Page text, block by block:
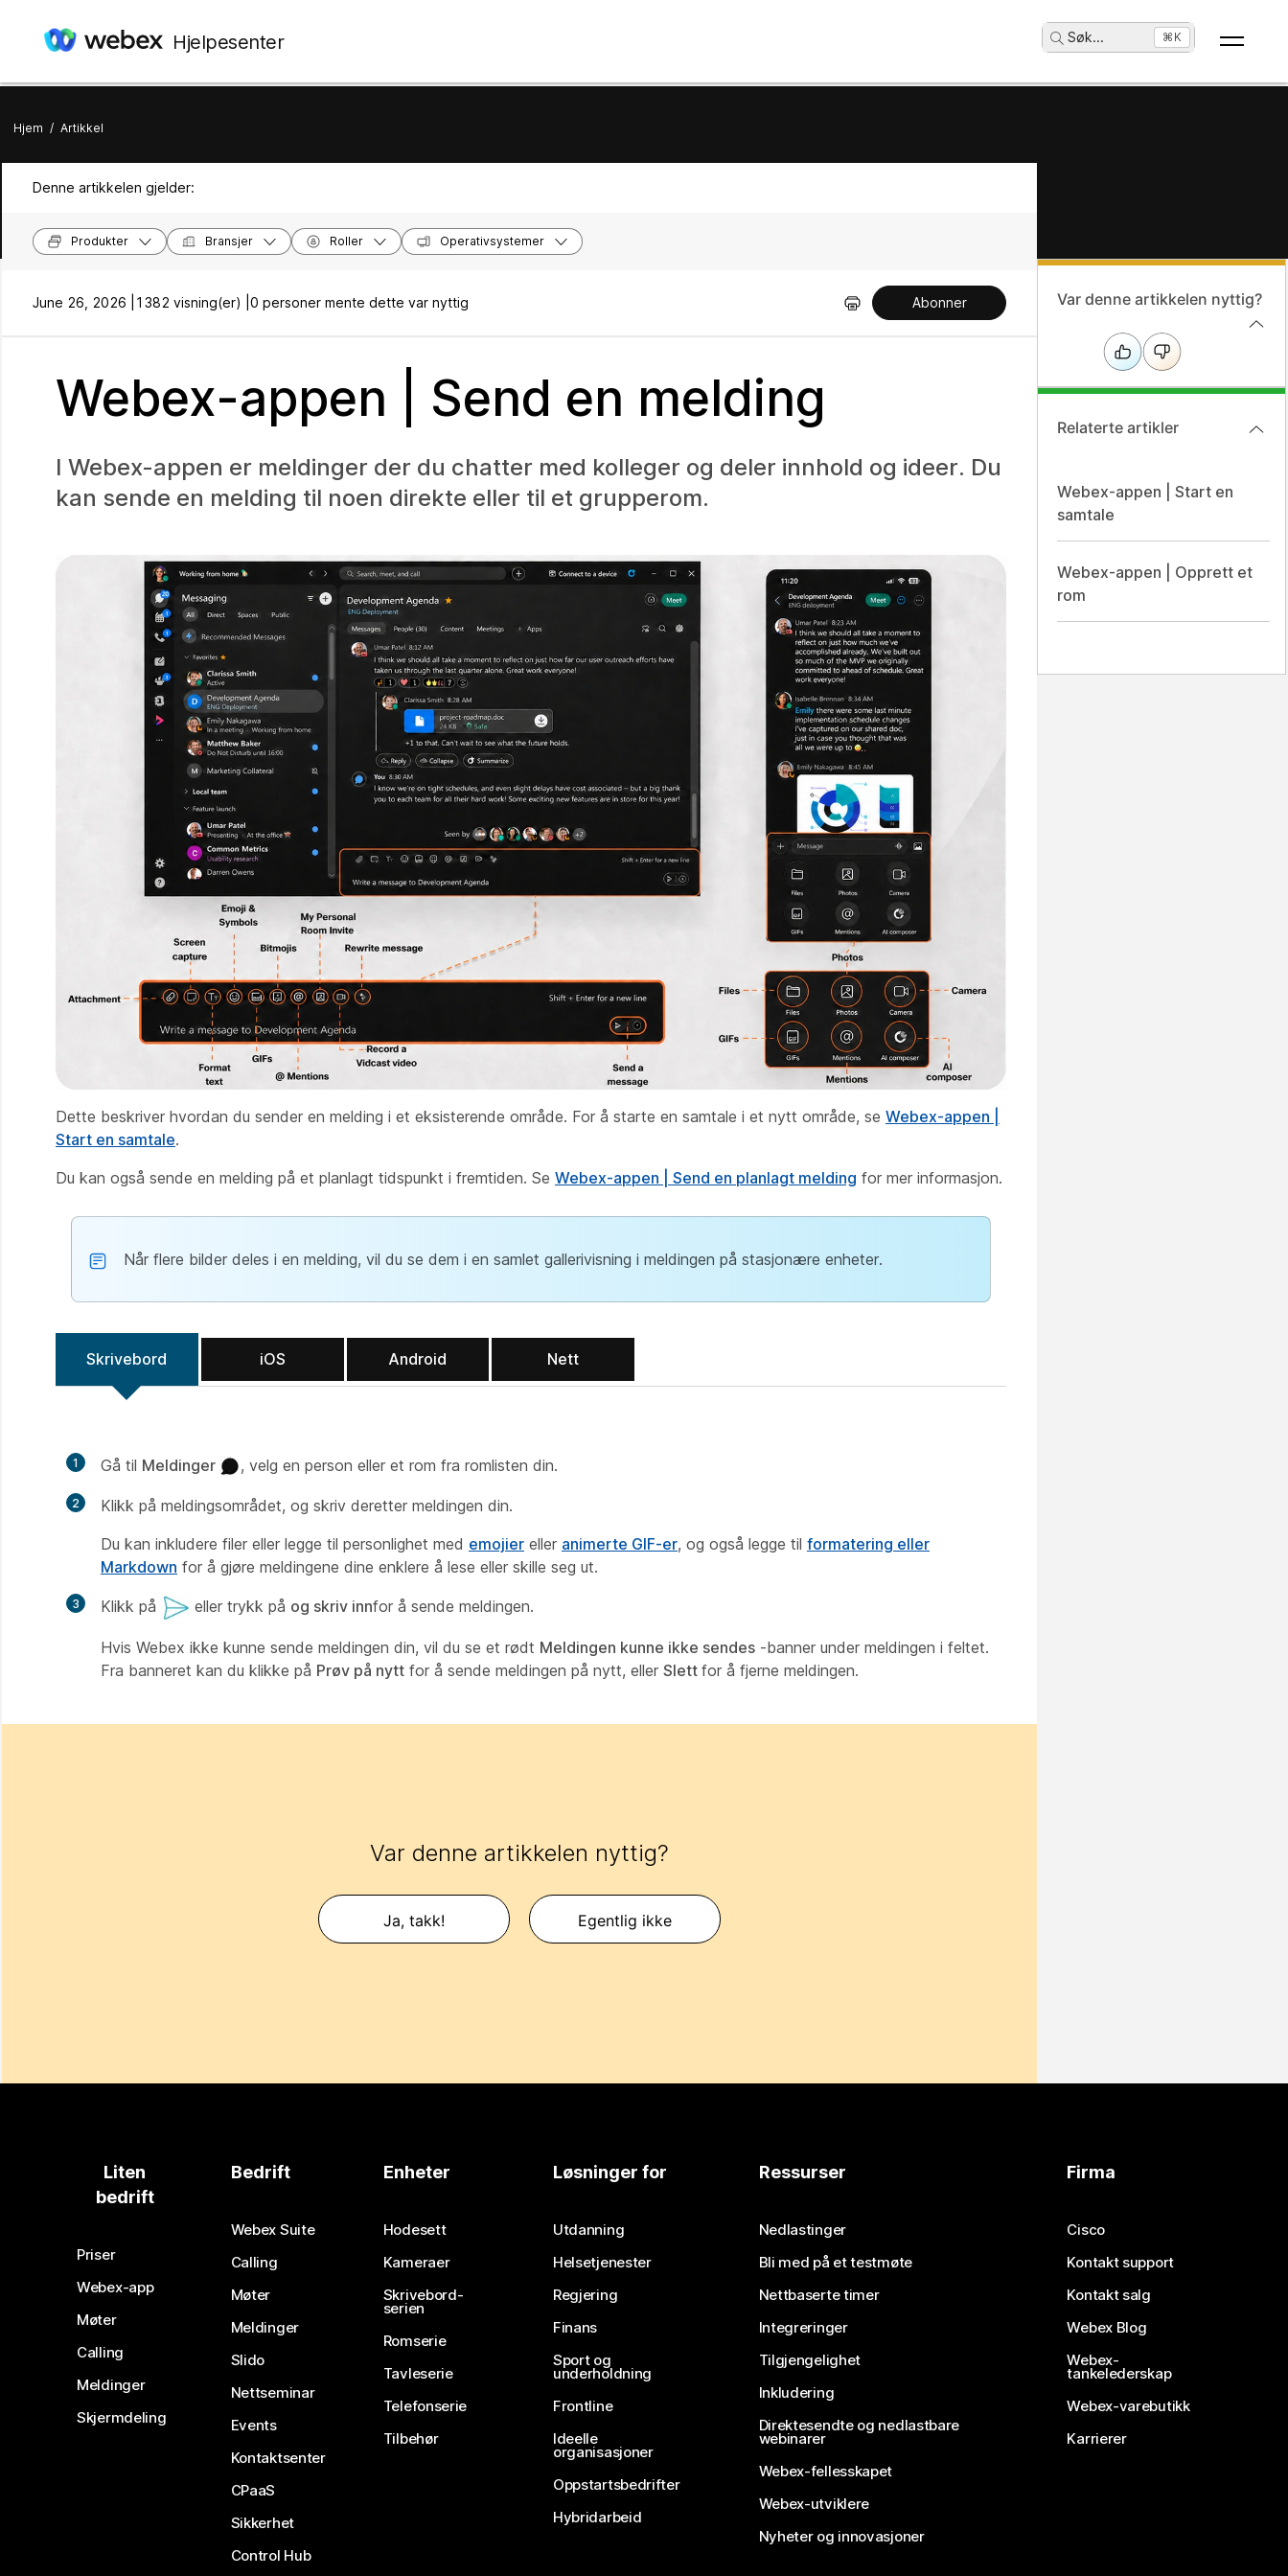
Hjelpesenter Søk... ⌘K
Hjem / Artikkel
Denne artikkelen gjelder:
Produkter Bransjer Roller Operativsystemer
June 26, 2026 | 1382 visning(er) | 0 personer mente dette var nyttig Abonner
Webex-appen | Send en melding
I Webex-appen er meldinger der du chatter med kolleger og deler innhold og ideer. Du
kan sende en melding til noen direkte eller til et grupperom.
Dette beskriver hvordan du sender en melding i et eksisterende område. For å starte en samtale i et nytt område, se Webex-appen |
Start en samtale.
Du kan også sende en melding på et planlagt tidspunkt i fremtiden. Se Webex-appen | Send en planlagt melding for mer informasjon.
Når flere bilder deles i en melding, vil du se dem i en samlet gallerivisning i meldingen på stasjonære enheter.
Skrivebord iOS Android Nett
1 Gå til Meldinger , velg en person eller et rom fra romlisten din.
2
Klikk på meldingsområdet, og skriv deretter meldingen din.
Du kan inkludere filer eller legge til personlighet med emojier eller animerte GIF-er, og også legge til formatering eller
Markdown for å gjøre meldingene dine enklere å lese eller skille seg ut.
3 Klikk på eller trykk på og skriv innfor å sende meldingen.
Hvis Webex ikke kunne sende meldingen din, vil du se et rødt Meldingen kunne ikke sendes -banner under meldingen i feltet.
Fra banneret kan du klikke på Prøv på nytt for å sende meldingen på nytt, eller Slett for å fjerne meldingen.
Var denne artikkelen nyttig?
Ja, takk! Egentlig ikke
Var denne artikkelen nyttig?
Relaterte artikler
Webex-appen | Start en
samtale
Webex-appen | Opprett et
rom
Liten
bedrift
Priser
Webex-app
Møter
Calling
Meldinger
Skjermdeling
Bedrift
Webex Suite
Calling
Møter
Meldinger
Slido
Nettseminar
Events
Kontaktsenter
CPaaS
Sikkerhet
Control Hub
Enheter
Hodesett
Kameraer
Skrivebord-
serien
Romserie
Tavleserie
Telefonserie
Tilbehør
Løsninger for
Utdanning
Helsetjenester
Regjering
Finans
Sport og
underholdning
Frontline
Ideelle
organisasjoner
Oppstartsbedrifter
Hybridarbeid
Ressurser
Nedlastinger
Bli med på et testmøte
Nettbaserte timer
Integreringer
Tilgjengelighet
Inkludering
Direktesendte og nedlastbare
webinarer
Webex-fellesskapet
Webex-utviklere
Nyheter og innovasjoner
Firma
Cisco
Kontakt support
Kontakt salg
Webex Blog
Webex-
tankelederskap
Webex-varebutikk
Karrierer